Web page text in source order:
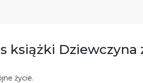
książki Dziewczyna
życie.